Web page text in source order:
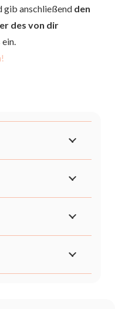
gib anschließend den
des von dir
ein.